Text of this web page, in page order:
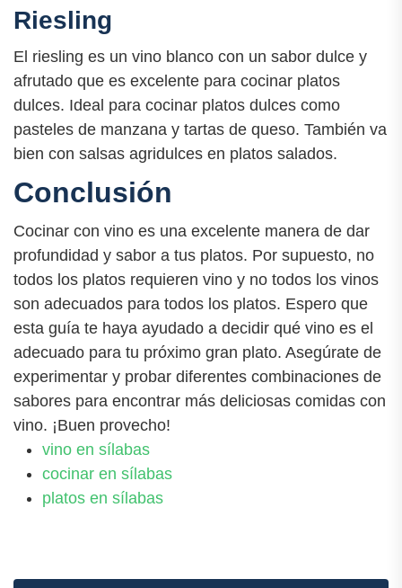
Riesling
El riesling es un vino blanco con un sabor dulce y
afrutado que es excelente para cocinar platos
dulces. Ideal para cocinar platos dulces como
pasteles de manzana y tartas de queso. También va
bien con salsas agridulces en platos salados.
Conclusión
Cocinar con vino es una excelente manera de dar
profundidad y sabor a tus platos. Por supuesto, no
todos los platos requieren vino y no todos los vinos
son adecuados para todos los platos. Espero que
esta guía te haya ayudado a decidir qué vino es el
adecuado para tu próximo gran plato. Asegúrate de
experimentar y probar diferentes combinaciones de
sabores para encontrar más deliciosas comidas con
vino. ¡Buen provecho!
vino en sílabas
cocinar en sílabas
platos en sílabas